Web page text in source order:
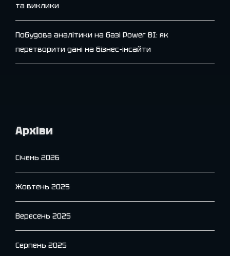
та виклики
Побудова аналітики на базі Power BI: як
перетворити дані на бізнес-інсайти
Архіви
Січень 2026
Жовтень 2025
Вересень 2025
Серпень 2025